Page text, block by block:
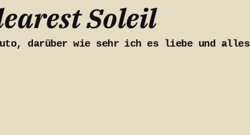
Soleil
darüber wie sehr ich es liebe und alles